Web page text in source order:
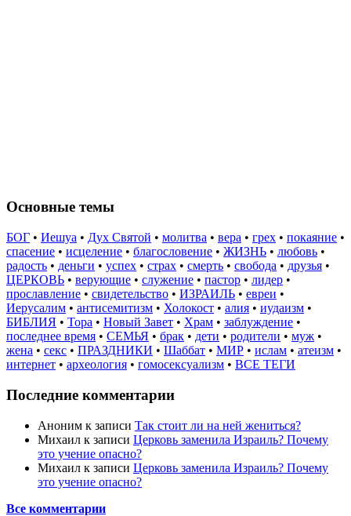
Основные темы
БОГ • Иешуа • Дух Святой • молитва • вера • грех • покаяние •
спасение • исцеление • благословение • ЖИЗНЬ • любовь •
радость • деньги • успех • страх • смерть • свобода • друзья •
ЦЕРКОВЬ • верующие • служение • пастор • лидер •
прославление • свидетельство • ИЗРАИЛЬ • евреи •
Иерусалим • антисемитизм • Холокост • алия • иудаизм •
БИБЛИЯ • Тора • Новый Завет • Храм • заблуждение •
последнее время • СЕМЬЯ • брак • дети • родители • муж •
жена • секс • ПРАЗДНИКИ • Шаббат • МИР • ислам • атеизм •
интернет • археология • гомосексуализм • ВСЕ ТЕГИ
Последние комментарии
Аноним к записи Так стоит ли на ней жениться?
Михаил к записи Церковь заменила Израиль? Почему
это учение опасно?
Михаил к записи Церковь заменила Израиль? Почему
это учение опасно?
Все комментарии